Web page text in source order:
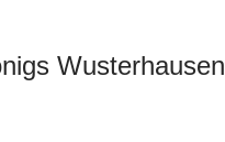
Wusterhausen